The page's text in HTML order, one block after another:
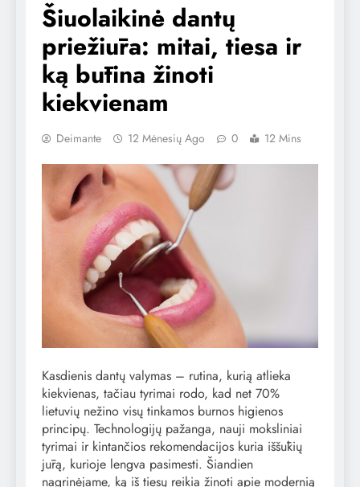
Šiuolaikinė dantų
priežiūra: mitai, tiesa ir
ką būtina žinoti
kiekvienam
Deimante 12 Mėnesių Ago 0 12 Mins
Kasdienis dantų valymas – rutina, kurią atlieka
kiekvienas, tačiau tyrimai rodo, kad net 70%
lietuvių nežino visų tinkamos burnos higienos
principų. Technologijų pažanga, nauji moksliniai
tyrimai ir kintančios rekomendacijos kuria iššūkių
jūrą, kurioje lengva pasimesti. Šiandien
nagrinėjame, ką iš tiesų reikia žinoti apie modernią